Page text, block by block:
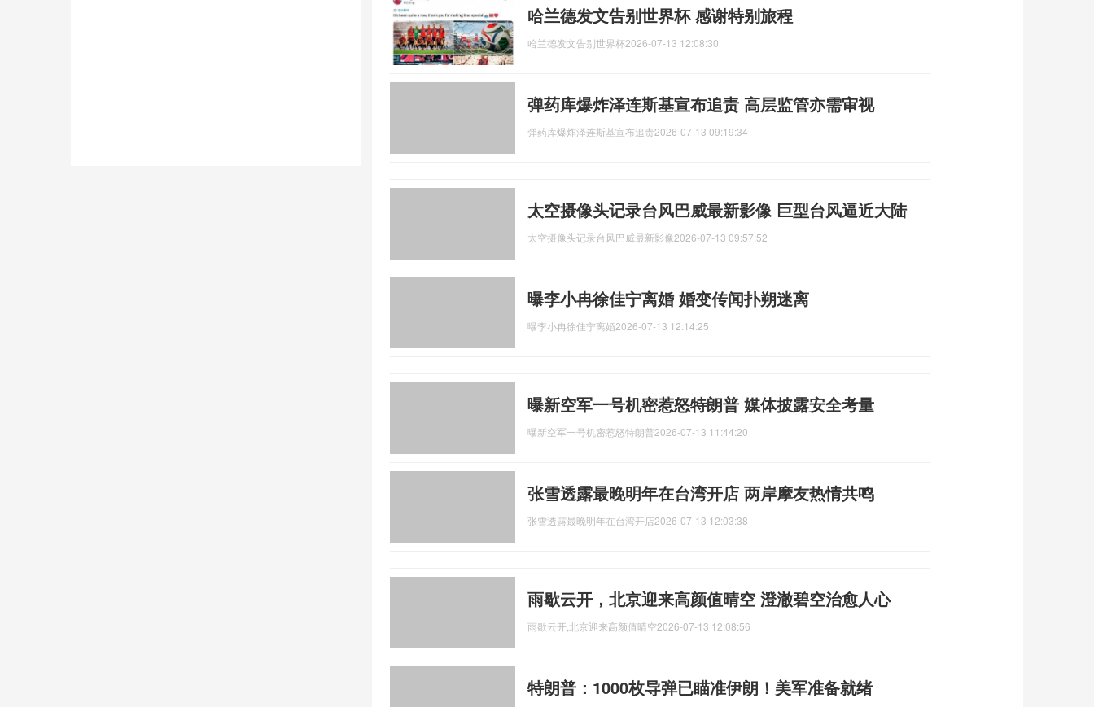
哈兰德发文告别世界杯 感谢特别旅程
哈兰德发文告别世界杯2026-07-13 12:08:30
弹药库爆炸泽连斯基宣布追责 高层监管亦需审视
弹药库爆炸泽连斯基宣布追责2026-07-13 09:19:34
太空摄像头记录台风巴威最新影像 巨型台风逼近大陆
太空摄像头记录台风巴威最新影像2026-07-13 09:57:52
曝李小冉徐佳宁离婚 婚变传闻扑朔迷离
曝李小冉徐佳宁离婚2026-07-13 12:14:25
曝新空军一号机密惹怒特朗普 媒体披露安全考量
曝新空军一号机密惹怒特朗普2026-07-13 11:44:20
张雪透露最晚明年在台湾开店 两岸摩友热情共鸣
张雪透露最晚明年在台湾开店2026-07-13 12:03:38
雨歇云开，北京迎来高颜值晴空 澄澈碧空治愈人心
雨歇云开,北京迎来高颜值晴空2026-07-13 12:08:56
特朗普：1000枚导弹已瞄准伊朗！美军准备就绪